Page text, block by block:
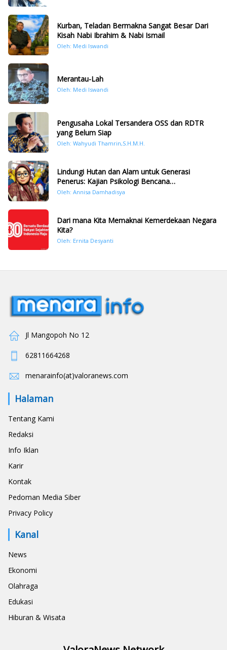
Kurban, Teladan Bermakna Sangat Besar Dari
Kisah Nabi Ibrahim & Nabi Ismail
Oleh: Medi Iswandi
Merantau-Lah
Oleh: Medi Iswandi
Pengusaha Lokal Tersandera OSS dan RDTR
yang Belum Siap
Oleh: Wahyudi Thamrin,S.H.M.H.
Lindungi Hutan dan Alam untuk Generasi
Penerus: Kajian Psikologi Bencana
Hidrometeorologi di Sumatera Pasca Tragedi
Oleh: Annisa Damhadisya
Dari mana Kita Memaknai Kemerdekaan Negara
Kita?
Oleh: Ernita Desyanti
Jl Mangopoh No 12
62811664268
menarainfo(at)valoranews.com
Halaman
Tentang Kami
Redaksi
Info Iklan
Karir
Kontak
Pedoman Media Siber
Privacy Policy
Kanal
News
Ekonomi
Olahraga
Edukasi
Hiburan & Wisata